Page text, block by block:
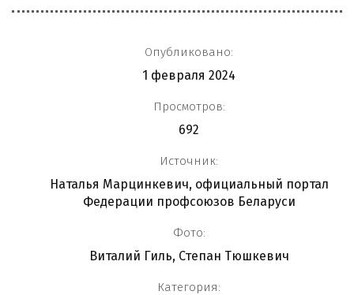
Опубликовано:
1 февраля 2024
Просмотров:
692
Источник:
Наталья Марцинкевич, официальный портал
Федерации профсоюзов Беларуси
Фото:
Виталий Гиль, Степан Тюшкевич
Категория: